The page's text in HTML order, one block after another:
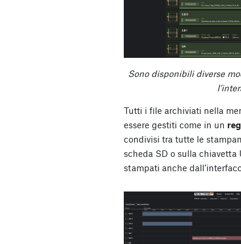
Sono disponibili diverse
Tutti i file archiviati nella
essere gestiti come in un
condivisi tra tutte le
scheda SD o sulla chiavetta
stampati anche